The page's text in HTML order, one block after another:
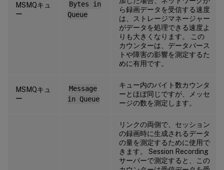
MSMQキュ
ー
Bytes in
Queue
ら録画データを受信する速度
は、ストレージマネージャー
がデータを処理できる速度よ
りも大きくなります。 この
カウンターは、データバース
トや障害の影響を測定するた
めに有用です。
MSMQキュ
ー
Message
in Queue
キュー内のバイト数カウンタ
ーとほぼ同じですが、メッセ
ージの数を測定します。
リンクの両側で、セッション
の録画時に生成されるデータ
の量を測定するために使用で
きます。 Session Recording
サーバーで測定すると、この